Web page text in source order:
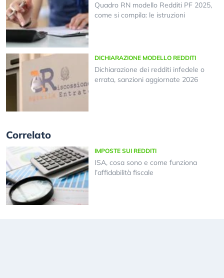
Quadro RN modello Redditi PF 2025,
come si compila: le istruzioni
DICHIARAZIONE MODELLO REDDITI
Dichiarazione dei redditi infedele o
errata, sanzioni aggiornate 2026
Correlato
IMPOSTE SUI REDDITI
ISA, cosa sono e come funziona
l’affidabilità fiscale